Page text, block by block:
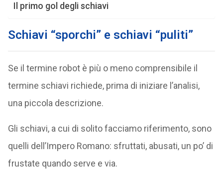
Il primo gol degli schiavi
Schiavi “sporchi” e schiavi “puliti”
Se il termine robot è più o meno comprensibile il
termine schiavi richiede, prima di iniziare l’analisi,
una piccola descrizione.
Gli schiavi, a cui di solito facciamo riferimento, sono
quelli dell’Impero Romano: sfruttati, abusati, un po’ di
frustate quando serve e via.